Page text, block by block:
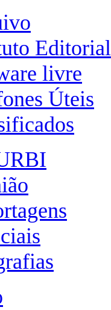
Editorial
livre
Úteis